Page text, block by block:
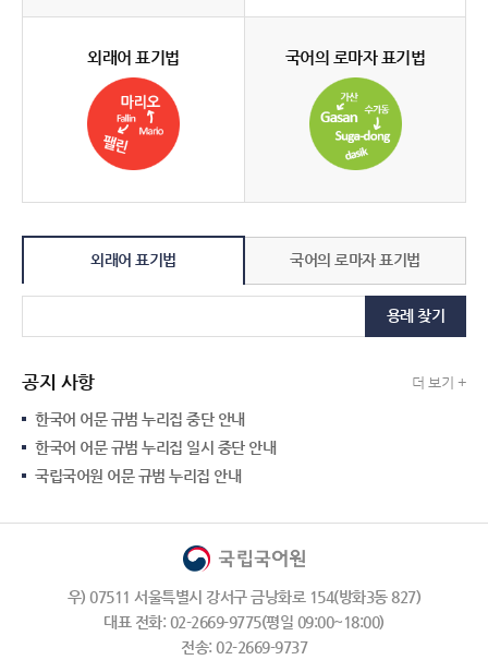
외래어 표기법 국어의 로마자 표기법
외래어 표기법 국어의 로마자 표기법
용례 찾기
공지 사항 더 보기 +
한국어 어문 규범 누리집 중단 안내
한국어 어문 규범 누리집 일시 중단 안내
국립국어원 어문 규범 누리집 안내
우) 07511 서울특별시 강서구 금낭화로 154(방화3동 827)
대표 전화: 02-2669-9775(평일 09:00~18:00)
전송: 02-2669-9737